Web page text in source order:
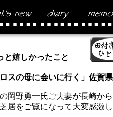
と嬉しかったこと
スの母に会いに行く」佐賀
岡野勇一氏ご夫妻が長崎か
居をご覧になって大変感激